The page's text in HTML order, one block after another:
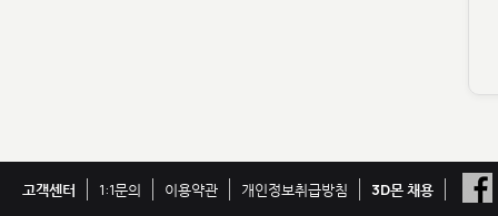
고객센터 1:1문의 이용약관 개인정보취급방침
3D몬 채용